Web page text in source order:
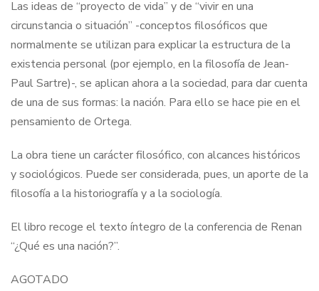
Las ideas de “proyecto de vida” y de “vivir en una
circunstancia o situación” -conceptos filosóficos que
normalmente se utilizan para explicar la estructura de la
existencia personal (por ejemplo, en la filosofía de Jean-
Paul Sartre)-, se aplican ahora a la sociedad, para dar cuenta
de una de sus formas: la nación. Para ello se hace pie en el
pensamiento de Ortega.
La obra tiene un carácter filosófico, con alcances históricos
y sociológicos. Puede ser considerada, pues, un aporte de la
filosofía a la historiografía y a la sociología.
El libro recoge el texto íntegro de la conferencia de Renan
“¿Qué es una nación?”.
AGOTADO